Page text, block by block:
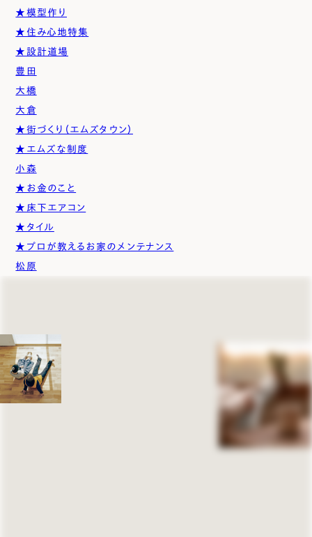
★模型作り
★住み心地特集
★設計道場
豊田
大橋
大倉
★街づくり（エムズタウン）
★エムズな制度
小森
★お金のこと
★床下エアコン
★タイル
★プロが教えるお家のメンテナンス
松原